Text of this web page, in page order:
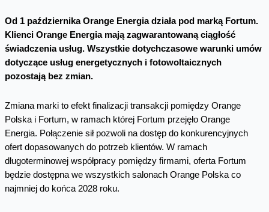
Od 1 października Orange Energia działa pod marką Fortum.
Klienci Orange Energia mają zagwarantowaną ciągłość
świadczenia usług. Wszystkie dotychczasowe warunki umów
dotyczące usług energetycznych i fotowoltaicznych
pozostają bez zmian.
Zmiana marki to efekt finalizacji transakcji pomiędzy Orange
Polska i Fortum, w ramach której Fortum przejęło Orange
Energia. Połączenie sił pozwoli na dostęp do konkurencyjnych
ofert dopasowanych do potrzeb klientów. W ramach
długoterminowej współpracy pomiędzy firmami, oferta Fortum
będzie dostępna we wszystkich salonach Orange Polska co
najmniej do końca 2028 roku.